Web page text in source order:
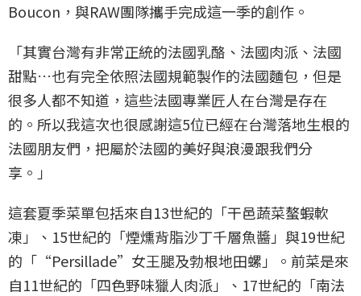
Boucon，與RAW團隊攜手完成這一季的創作。
「其實台灣有非常正統的法國乳酪、法國肉派、法國
甜點…也有完全依照法國規範製作的法國麵包，但是
很多人都不知道，這些法國專業匠人在台灣是存在
的。所以我這次也很感謝這5位已經在台灣落地生根的
法國朋友們，把屬於法國的美好與浪漫跟我們分
享。」
這套夏季菜單包括來自13世紀的「干邑蔬菜螯蝦軟
凍」、15世紀的「煙燻背脂沙丁千層魚醬」與19世紀
的「“Persillade”女王腿及勃根地田螺」。前菜是來
自11世紀的「四色野味獵人肉派」、17世紀的「南法